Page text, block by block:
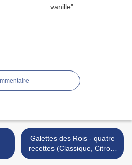
Galettes des Rois - quatre
recettes (Classique, Citron,
Pandan, Mastiha) >